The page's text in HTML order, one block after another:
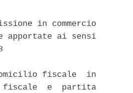
in commercio
apportate ai sensi
fiscale  in
fiscale  e  partita